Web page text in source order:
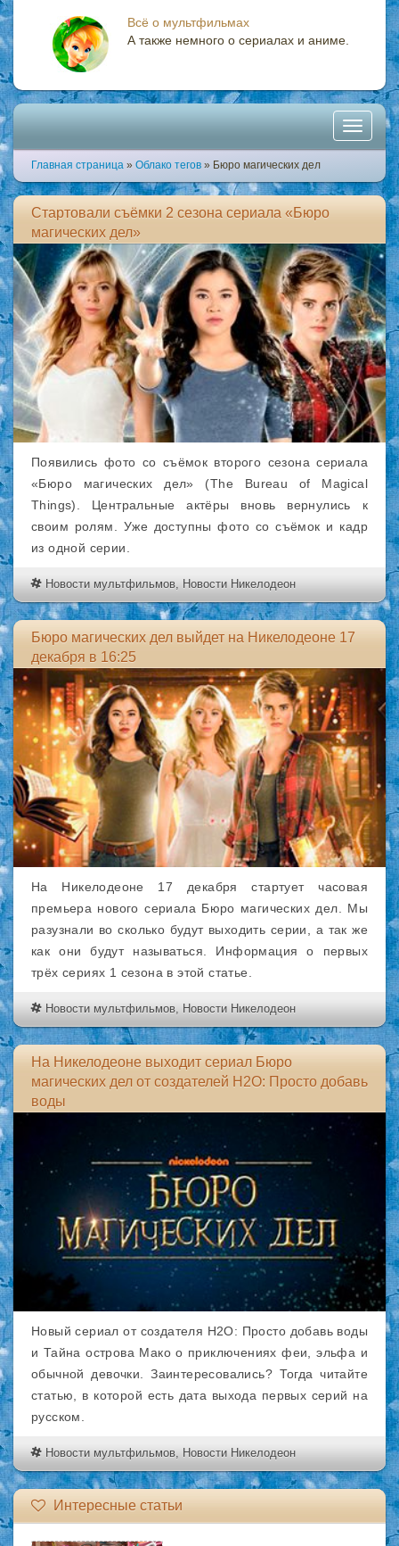
Всё о мультфильмах
А также немного о сериалах и аниме.
Toggle
Главная страница » Облако тегов » Бюро магических дел
Стартовали съёмки 2 сезона сериала «Бюро
магических дел»
Появились фото со съёмок второго сезона сериала
«Бюро магических дел» (The Bureau of Magical
Things). Центральные актёры вновь вернулись к
своим ролям. Уже доступны фото со съёмок и кадр
из одной серии.
Новости мультфильмов, Новости Никелодеон
Бюро магических дел выйдет на Никелодеоне 17
декабря в 16:25
На Никелодеоне 17 декабря стартует часовая
премьера нового сериала Бюро магических дел. Мы
разузнали во сколько будут выходить серии, а так же
как они будут называться. Информация о первых
трёх сериях 1 сезона в этой статье.
Новости мультфильмов, Новости Никелодеон
На Никелодеоне выходит сериал Бюро
магических дел от создателей H2O: Просто добавь
воды
Новый сериал от создателя H2O: Просто добавь воды
и Тайна острова Мако о приключениях феи, эльфа и
обычной девочки. Заинтересовались? Тогда читайте
статью, в которой есть дата выхода первых серий на
русском.
Новости мультфильмов, Новости Никелодеон
Интересные статьи